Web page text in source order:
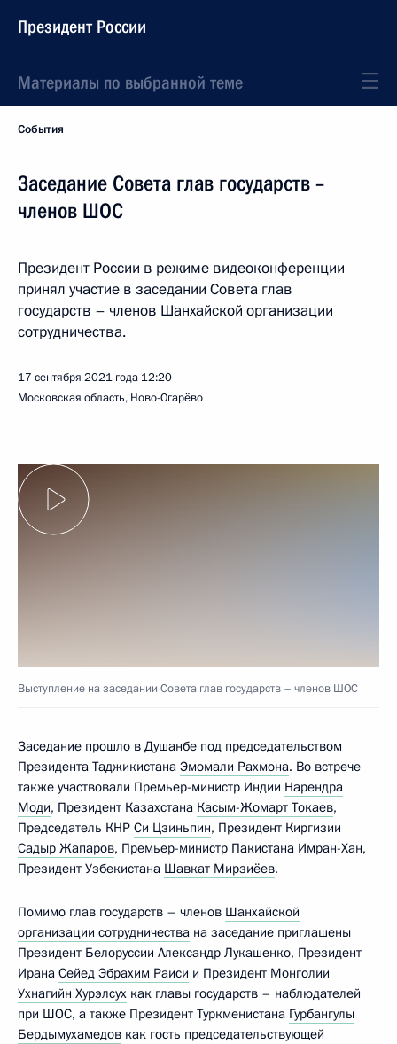
Президент России
Материалы по выбранной теме
События
Заседание Совета глав государств –
членов ШОС
Президент России в режиме видеоконференции
принял участие в заседании Совета глав
государств – членов Шанхайской организации
сотрудничества.
17 сентября 2021 года 12:20
Московская область, Ново-Огарёво
Выступление на заседании Совета глав государств – членов ШОС
Заседание прошло в Душанбе под председательством
Президента Таджикистана Эмомали Рахмона. Во встрече
также участвовали Премьер-министр Индии Нарендра
Моди, Президент Казахстана Касым-Жомарт Токаев,
Председатель КНР Си Цзиньпин, Президент Киргизии
Садыр Жапаров, Премьер-министр Пакистана Имран-Хан,
Президент Узбекистана Шавкат Мирзиёев.
Помимо глав государств – членов Шанхайской
организации сотрудничества на заседание приглашены
Президент Белоруссии Александр Лукашенко, Президент
Ирана Сейед Эбрахим Раиси и Президент Монголии
Ухнагийн Хурэлсух как главы государств – наблюдателей
при ШОС, а также Президент Туркменистана Гурбангулы
Бердымухамедов как гость председательствующей